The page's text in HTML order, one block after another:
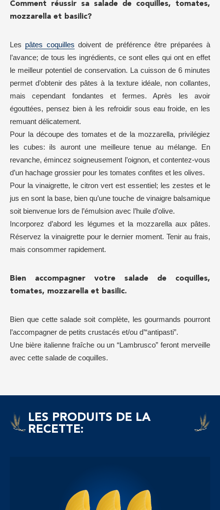
Comment réussir sa salade de coquilles, tomates,
mozzarella et basilic?
Les pâtes coquilles doivent de préférence être préparées à
l’avance; de tous les ingrédients, ce sont elles qui ont en effet
le meilleur potentiel de conservation. La cuisson de 6 minutes
permet d’obtenir des pâtes à la texture idéale, non collantes,
mais cependant fondantes et fermes. Après les avoir
égouttées, pensez bien à les refroidir sous eau froide, en les
remuant délicatement.
Pour la découpe des tomates et de la mozzarella, privilégiez
les cubes: ils auront une meilleure tenue au mélange. En
revanche, émincez soigneusement l’oignon, et contentez-vous
d’un hachage grossier pour les tomates confites et les olives.
Pour la vinaigrette, le citron vert est essentiel; les zestes et le
jus en sont la base, bien qu’une touche de vinaigre balsamique
soit bienvenue lors de l’émulsion avec l’huile d’olive.
Incorporez d’abord les légumes et la mozzarella aux pâtes.
Réservez la vinaigrette pour le dernier moment. Tenir au frais,
mais consommer rapidement.
Bien accompagner votre salade de coquilles,
tomates, mozzarella et basilic.
Bien que cette salade soit complète, les gourmands pourront
l’accompagner de petits crustacés et/ou d’“antipasti”.
Une bière italienne fraîche ou un “Lambrusco” feront merveille
avec cette salade de coquilles.
LES PRODUITS DE LA
RECETTE: